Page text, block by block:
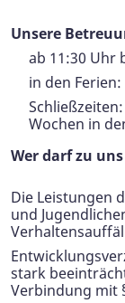
Unsere
ab 11:30 Uhr
in den
Wochen in
Wer darf zu
Die Leistungen
und
stark
Verbindung mit